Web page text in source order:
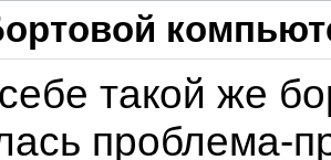
такой же
проблема-